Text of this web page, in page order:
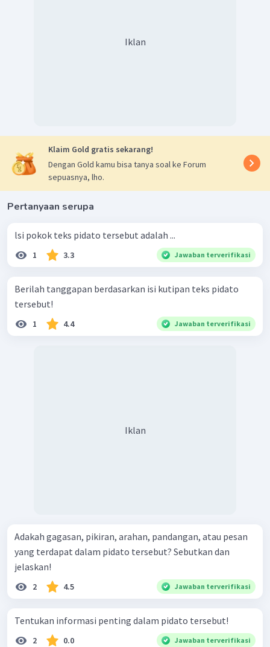
Iklan
Klaim Gold gratis sekarang!
Dengan Gold kamu bisa tanya soal ke Forum
sepuasnya, lho.
Pertanyaan serupa
lsi pokok teks pidato tersebut adalah ...
1 3.3 Jawaban terverifikasi
Berilah tanggapan berdasarkan isi kutipan teks pidato
tersebut!
1 4.4 Jawaban terverifikasi
Iklan
Adakah gagasan, pikiran, arahan, pandangan, atau pesan
yang terdapat dalam pidato tersebut? Sebutkan dan
jelaskan!
2 4.5 Jawaban terverifikasi
Tentukan informasi penting dalam pidato tersebut!
2 0.0 Jawaban terverifikasi